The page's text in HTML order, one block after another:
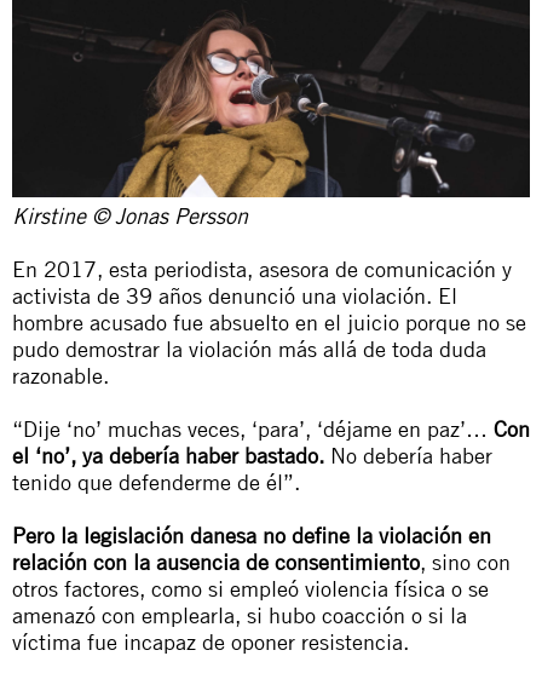
Kirstine © Jonas Persson
En 2017, esta periodista, asesora de comunicación y
activista de 39 años denunció una violación. El
hombre acusado fue absuelto en el juicio porque no se
pudo demostrar la violación más allá de toda duda
razonable.
“Dije ‘no’ muchas veces, ‘para’, ‘déjame en paz’… Con
el ‘no’, ya debería haber bastado. No debería haber
tenido que defenderme de él”.
Pero la legislación danesa no define la violación en
relación con la ausencia de consentimiento, sino con
otros factores, como si empleó violencia física o se
amenazó con emplearla, si hubo coacción o si la
víctima fue incapaz de oponer resistencia.